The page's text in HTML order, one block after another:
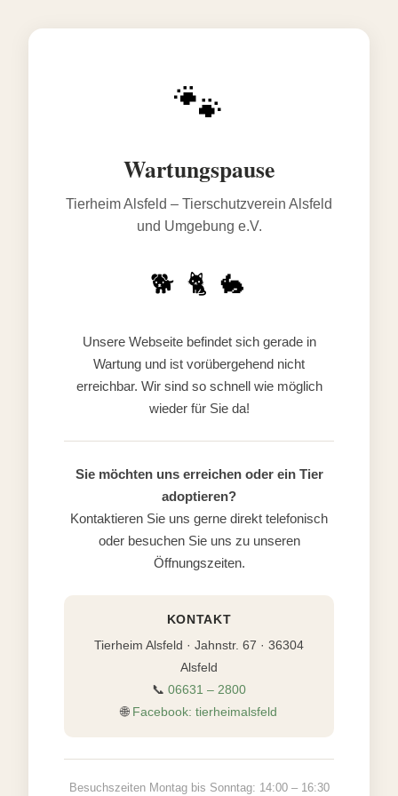
🐾
Wartungspause
Tierheim Alsfeld – Tierschutzverein Alsfeld
und Umgebung e.V.
🐕 🐈 🐇
Unsere Webseite befindet sich gerade in
Wartung und ist vorübergehend nicht
erreichbar. Wir sind so schnell wie möglich
wieder für Sie da!
Sie möchten uns erreichen oder ein Tier
adoptieren?
Kontaktieren Sie uns gerne direkt telefonisch
oder besuchen Sie uns zu unseren
Öffnungszeiten.
KONTAKT
Tierheim Alsfeld · Jahnstr. 67 · 36304
Alsfeld
📞 06631 – 2800
🌐 Facebook: tierheimalsfeld
Besuchszeiten Montag bis Sonntag: 14:00 – 16:30